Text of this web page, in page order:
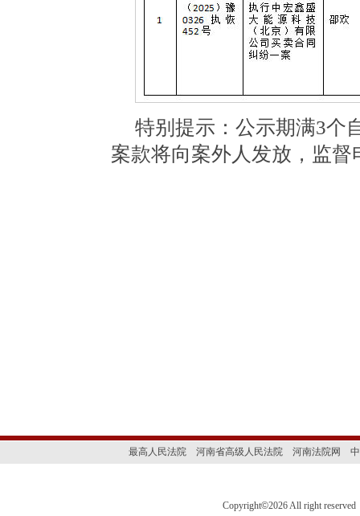
特别提示：公示期满3个
案款将向案外人发放，监督
最高人民法院 河南省高级人民法院 河南法院网
Copyright©2026 All right